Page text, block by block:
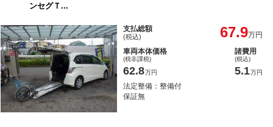
ンセグＴ...
支払総額
(税込) 67.9万円
車両本体価格
(税非課税)
62.8万円
諸費用
(税込)
5.1万円
法定整備：整備付
保証無